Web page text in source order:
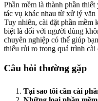
Phần mềm là thành phần
tác vụ khác nhau từ xử lý
Tuy nhiên, cài đặt phần mềm
biệt là đối với người dùng
chuyên nghiệp có thể giúp
thiểu rủi ro trong quá trình cài
Câu hỏi thường gặp
Tại sao tôi cần cài